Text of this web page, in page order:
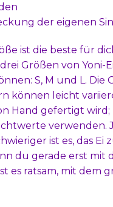
der eigenen
ist die beste für
Größen von Yoni-
S, M und L. Die
können leicht
Hand gefertigt wird;
verwenden.
ist es, das
du gerade erst mit
es ratsam, mit dem